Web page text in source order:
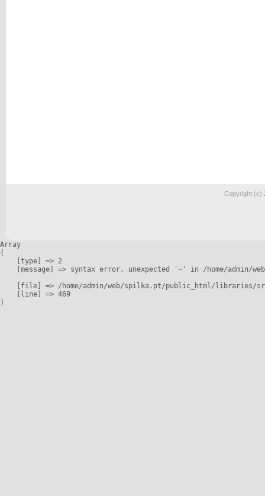
Copyright (c)
Array
(
    [type] => 2
[message] => syntax error, unexpected '~' in /home/admin/
[file] => /home/admin/web/spilka.pt/public_html/libraries/
    [line] => 469